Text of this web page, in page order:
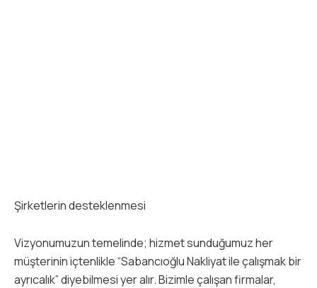
Şirketlerin desteklenmesi
Vizyonumuzun temelinde; hizmet sunduğumuz her
müşterinin içtenlikle “Sabancıoğlu Nakliyat ile çalışmak bir
ayrıcalık” diyebilmesi yer alır. Bizimle çalışan firmalar,